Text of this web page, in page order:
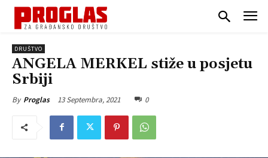
DRUŠTVO
ANGELA MERKEL stiže u posjetu
Srbiji
By Proglas 13 Septembra, 2021 0